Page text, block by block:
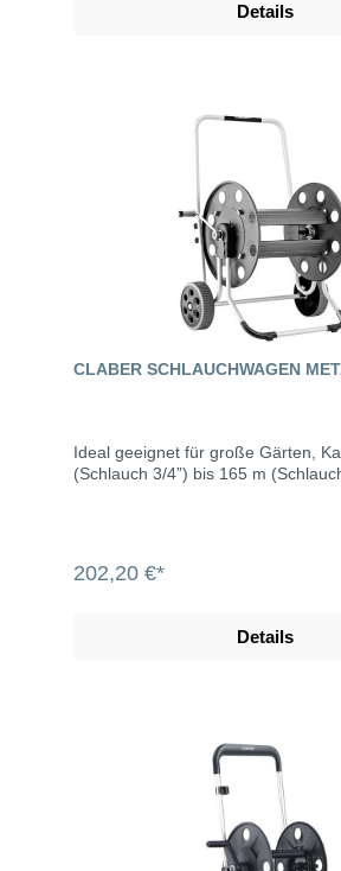
Details
CLABER SCHLAUCHWAGEN
Ideal geeignet für große Gärten,
(Schlauch 3/4”) bis 165 m
202,20 €*
Details